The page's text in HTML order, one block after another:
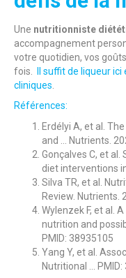
Une nutritionniste
accompagnement
votre quotidien, vos
fois.
Il suffit de liqueur
cliniques
Références:
Erdélyi A, et al.
and … Nutrients.
Gonçalves C, et
diet interventions
Silva TR, et al.
Review. Nutrients.
Wylenzek F, et al.
nutrition and
PMID: 38935105
Yang Y, et al.
Nutritional … PMID: